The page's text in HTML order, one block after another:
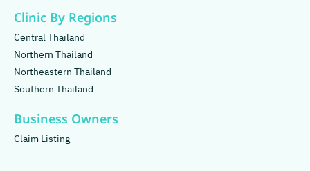
Clinic By Regions
Central Thailand
Northern Thailand
Northeastern Thailand
Southern Thailand
Business Owners
Claim Listing